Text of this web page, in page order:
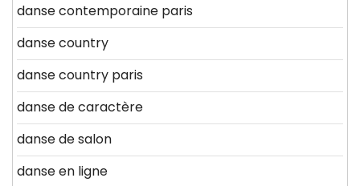
danse contemporaine paris
danse country
danse country paris
danse de caractère
danse de salon
danse en ligne